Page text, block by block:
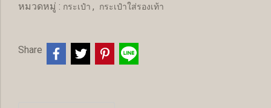
หมวดหมู่ : กระเป๋า , กระเป๋าใส่รองเท้า
Share